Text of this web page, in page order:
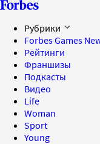
Рубрики
Forbes Games
Рейтинги
Франшизы
Подкасты
Видео
Life
Woman
Sport
Young